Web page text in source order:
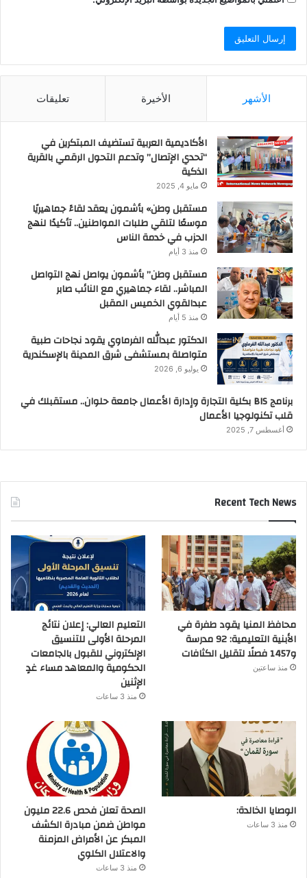
الأشهر الأخيرة تعليقات
الأكاديمية العربية تستضيف المبتكرين في
“تحدي الإتصال” وتدعم التحول الرقمي بالقرية
الذكية
مايو 4, 2025
مستقبل وطن» بأشمون يعقد لقاءً جماهيريًا
موسعًا لتلقي طلبات المواطنين.. تأكيدًا لنهج
الحزب في خدمة الناس
منذ 3 أيام
مستقبل وطن” بأشمون يواصل نهج التواصل
المباشر.. لقاء جماهيري مع النائب صابر
عبدالقوي الخميس المقبل
منذ 5 أيام
الدكتور عبدالله الفرماوي يقود نجاحات طبية
متواصلة بمستشفى شرق المدينة بالإسكندرية
يوليو 6, 2026
برنامج BIS بكلية التجارة وإدارة الأعمال جامعة حلوان.. مستقبلك في
قلب تكنولوجيا الأعمال
أغسطس 7, 2025
Recent Tech News
محافظ المنيا يقود طفرة في
الأبنية التعليمية: 92 مدرسة
و1457 فصلًا لتقليل الكثافات
منذ ساعتين
التعليم العالي: إعلان نتائج
المرحلة الأولى للتنسيق
الإلكتروني للقبول بالجامعات
الحكومية والمعاهد مساء غدٍ
الإثنين
منذ 3 ساعات
الوصايا الخالدة:
منذ 3 ساعات
الصحة تعلن فحص 22.6 مليون
مواطن ضمن مبادرة الكشف
المبكر عن الأمراض المزمنة
والاعتلال الكلوي
منذ 3 ساعات